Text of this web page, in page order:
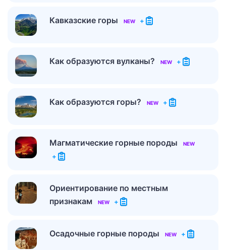
Кавказские горы NEW +
Как образуются вулканы? NEW +
Как образуются горы? NEW +
Магматические горные породы NEW
+
Ориентирование по местным
признакам
NEW +
Осадочные горные породы NEW +